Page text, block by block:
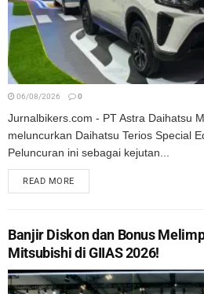
06/08/2026 0
Jurnalbikers.com - PT Astra Daihatsu
meluncurkan Daihatsu Terios Special
Peluncuran ini sebagai kejutan...
READ MORE
Banjir Diskon dan Bonus
Mitsubishi di GIIAS 2026!